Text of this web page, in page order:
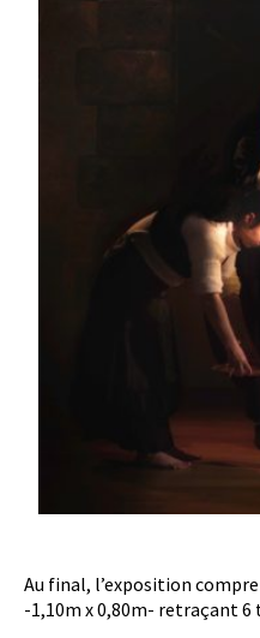
Au final, l’exposition
-1,10m x 0,80m- retraçant